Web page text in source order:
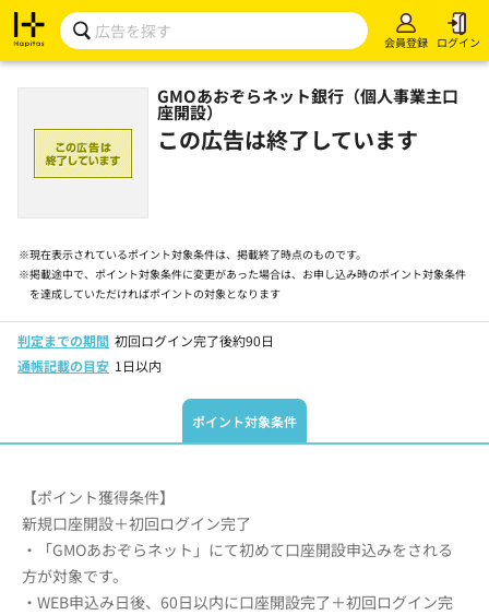
会員登録 ログイン
GMOあおぞらネット銀行（個人事業主口
座開設）
この広告は終了しています
※現在表示されているポイント対象条件は、掲載終了時点のものです。
※掲載途中で、ポイント対象条件に変更があった場合は、お申し込み時のポイント対象条件
を達成していただければポイントの対象となります
判定までの期間 初回ログイン完了後約90日
通帳記載の目安 1日以内
ポイント対象条件
【ポイント獲得条件】
新規口座開設＋初回ログイン完了
・「GMOあおぞらネット」にて初めて口座開設申込みをされる
方が対象です。
・WEB申込み日後、60日以内に口座開設完了＋初回ログイン完